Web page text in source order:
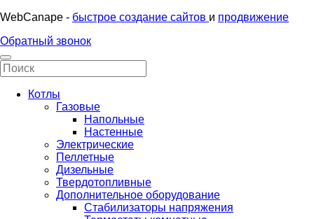
WebCanape - быстрое создание сайтов и продвижение
Обратный звонок
Котлы
Газовые
Напольные
Настенные
Электрические
Пеллетные
Дизельные
Твердотопливные
Дополнительное оборудование
Стабилизаторы напряжения